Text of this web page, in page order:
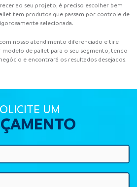
ao seu projeto, é preciso escolher bem
tem produtos que passam por controle de
selecionada.
nosso atendimento diferenciado e tire
modelo de pallet para o seu segmento, tendo
e encontrará os resultados desejados.
UM